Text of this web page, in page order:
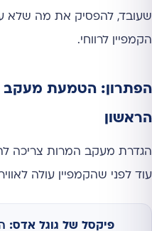
שעובד, להפסיק את מה שלא
הקמפיין לרווחי.
הפתרון: הטמעת מעקב
הראשון
הגדרת מעקב המרות צריכה
עוד לפני שהקמפיין עולה
פיקסל של גוגל אדס: